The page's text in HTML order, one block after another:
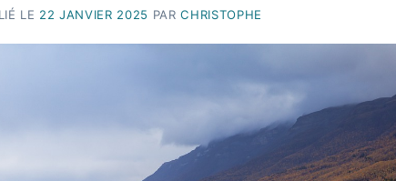
LE 22 JANVIER 2025 PARCHRISTOPHE